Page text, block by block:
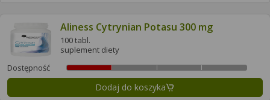
Aliness Cytrynian Potasu 300 mg
100 tabl.
suplement diety
Dostępność
Dodaj do koszyka